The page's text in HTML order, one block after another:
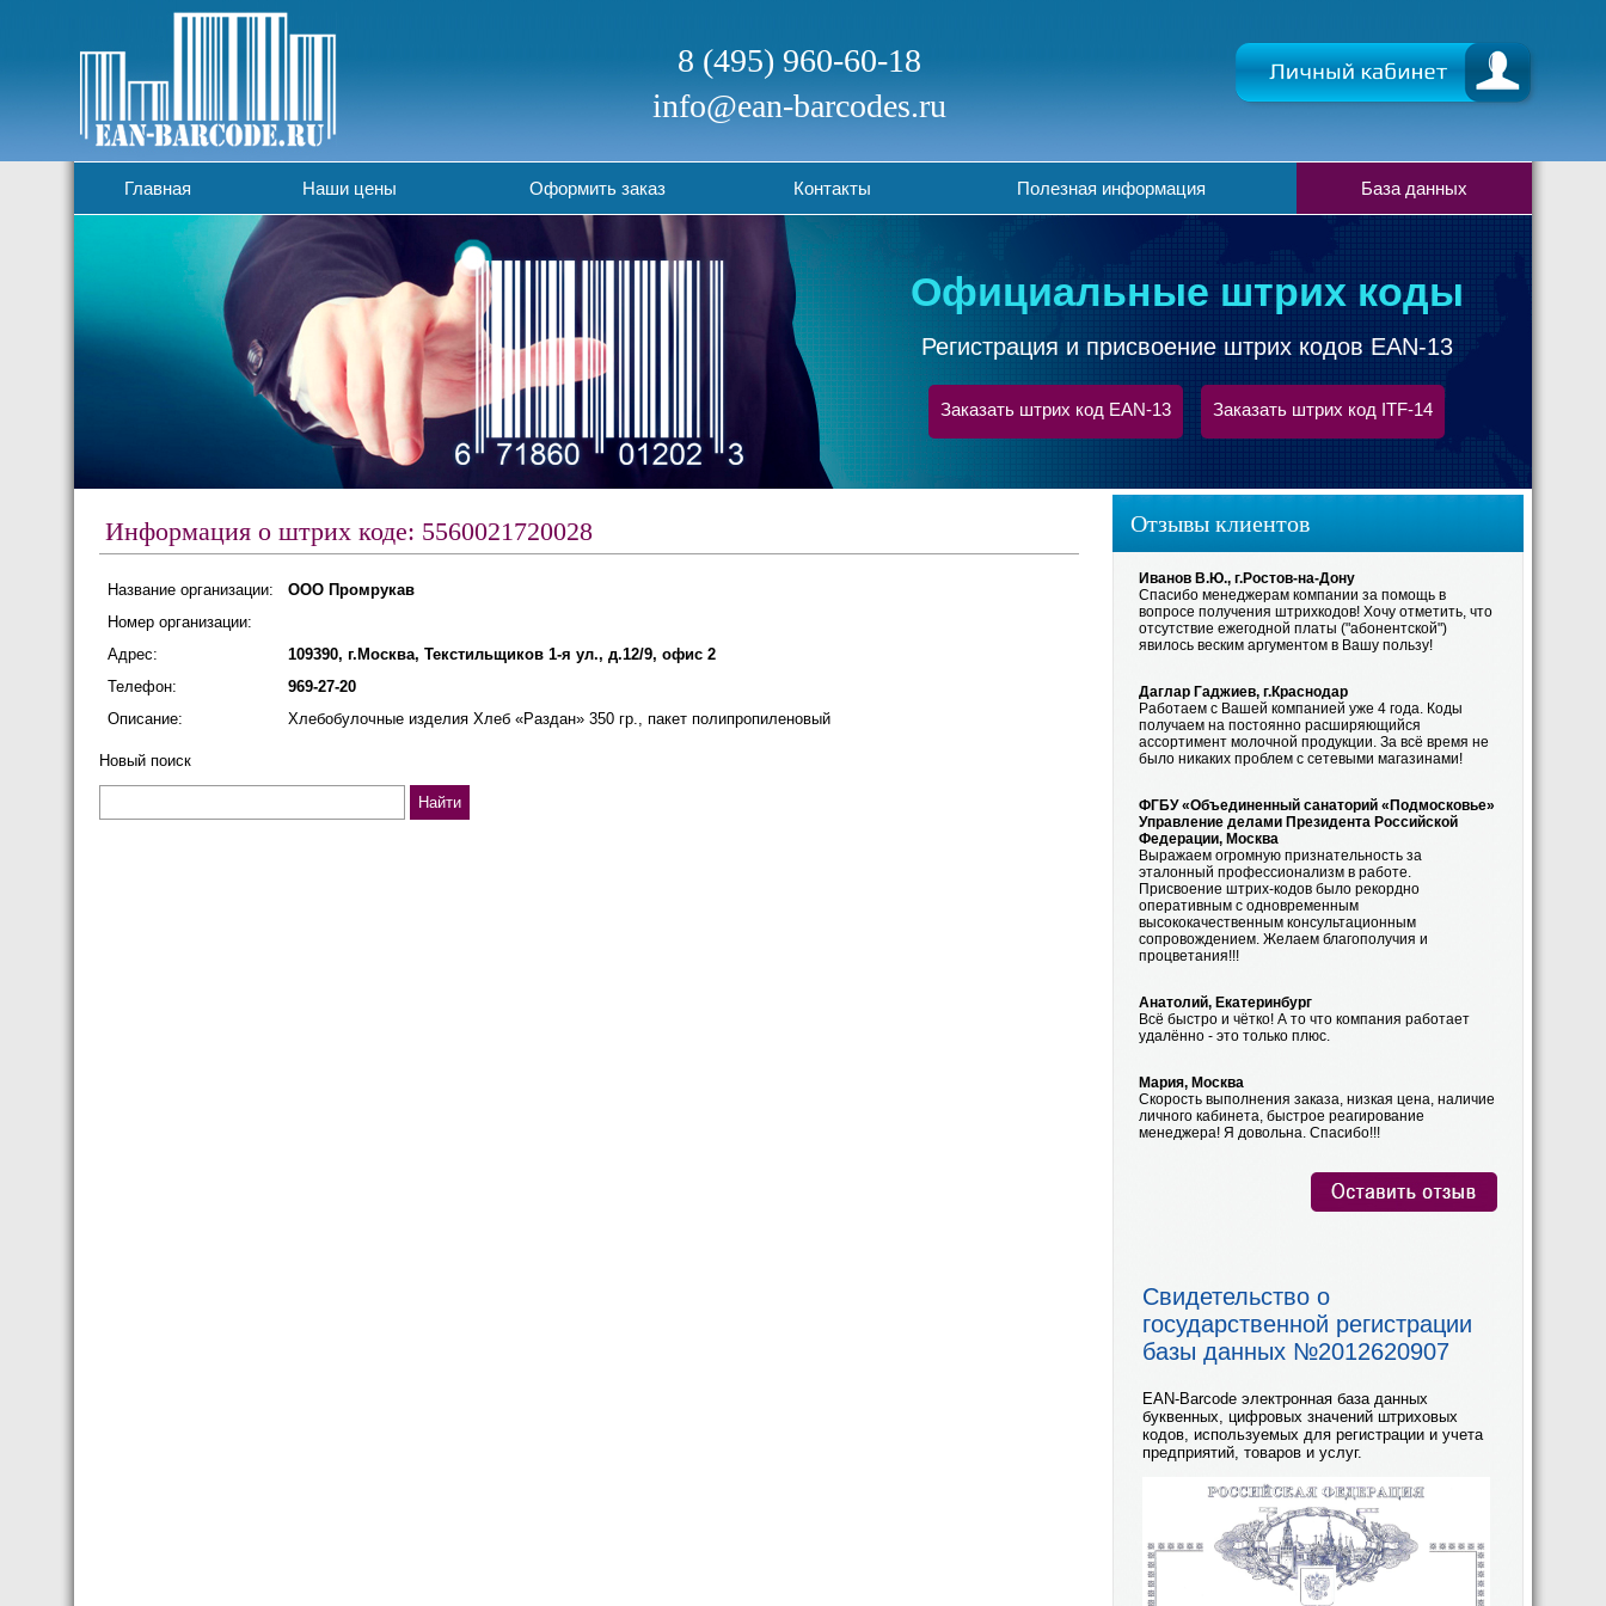
8 (495) 960-60-18
info@ean-barcodes.ru
Главная Наши цены Оформить заказ Контакты Полезная информация База данных
Официальные штрих коды
Регистрация и присвоение штрих кодов EAN-13
Заказать штрих код EAN-13 Заказать штрих код ITF-14
Информация о штрих коде: 5560021720028
Название организации:
ООО Промрукав
Номер организации:
Адрес:
109390, г.Москва, Текстильщиков 1-я ул., д.12/9, офис 2
Телефон:
969-27-20
Описание:
Хлебобулочные изделия Хлеб «Раздан» 350 гр., пакет полипропиленовый
Новый поиск
Отзывы клиентов
Иванов В.Ю., г.Ростов-на-Дону
Спасибо менеджерам компании за помощь в
вопросе получения штрихкодов! Хочу отметить, что
отсутствие ежегодной платы ("абонентской")
явилось веским аргументом в Вашу пользу!
Даглар Гаджиев, г.Краснодар
Работаем с Вашей компанией уже 4 года. Коды
получаем на постоянно расширяющийся
ассортимент молочной продукции. За всё время не
было никаких проблем с сетевыми магазинами!
ФГБУ «Объединенный санаторий «Подмосковье»
Управление делами Президента Российской
Федерации, Москва
Выражаем огромную признательность за
эталонный профессионализм в работе.
Присвоение штрих-кодов было рекордно
оперативным с одновременным
высококачественным консультационным
сопровождением. Желаем благополучия и
процветания!!!
Анатолий, Екатеринбург
Всё быстро и чётко! А то что компания работает
удалённо - это только плюс.
Мария, Москва
Скорость выполнения заказа, низкая цена, наличие
личного кабинета, быстрое реагирование
менеджера! Я довольна. Спасибо!!!
Свидетельство о
государственной регистрации
базы данных №2012620907
EAN-Barcode электронная база данных
буквенных, цифровых значений штриховых
кодов, используемых для регистрации и учета
предприятий, товаров и услуг.